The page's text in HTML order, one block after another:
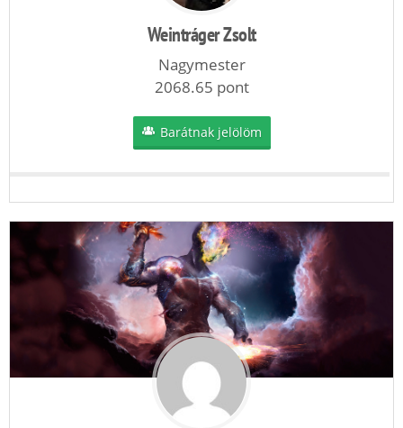
Weintráger Zsolt
Nagymester
2068.65 pont
Barátnak jelölöm